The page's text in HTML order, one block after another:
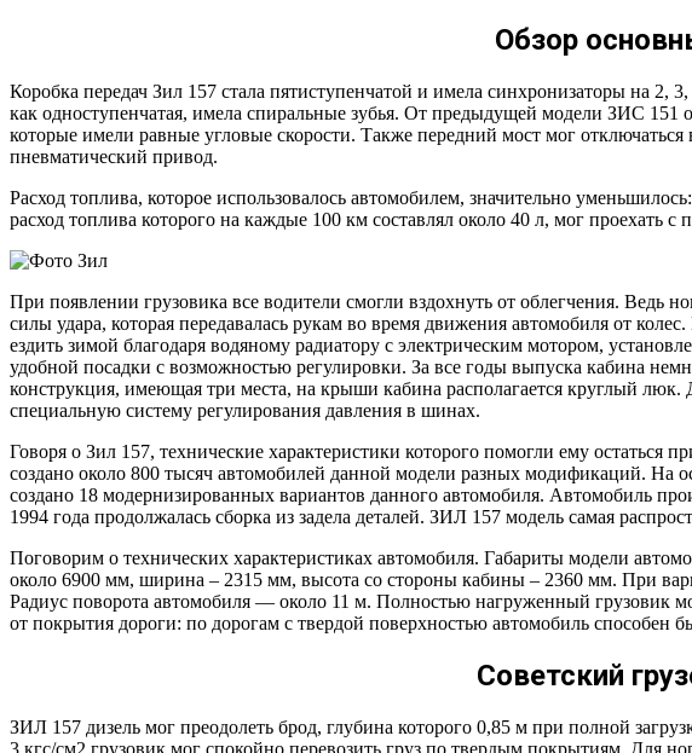
Обзор
Коробка передач Зил 157 стала пятиступенчатой и имела синхронизаторы на 2,
как одноступенчатая, имела спиральные зубья. От предыдущей модели ЗИС
которые имели равные угловые скорости. Также передний мост мог
пневматический привод.
Расход топлива, которое использовалось автомобилем, значительно
расход топлива которого на каждые 100 км составлял около 40 л, мог проехать
При появлении грузовика все водители смогли вздохнуть от облегчения. Ведь
силы удара, которая передавалась рукам во время движения автомобиля от
ездить зимой благодаря водяному радиатору с электрическим мотором,
удобной посадки с возможностью регулировки. За все годы выпуска кабина
конструкция, имеющая три места, на крыши кабина располагается круглый
специальную систему регулирования давления в шинах.
Говоря о Зил 157, технические характеристики которого помогли ему остаться
создано около 800 тысяч автомобилей данной модели разных модификаций.
создано 18 модернизированных вариантов данного автомобиля. Автомобиль
1994 года продолжалась сборка из задела деталей. ЗИЛ 157 модель самая
Поговорим о технических характеристиках автомобиля. Габариты модели
около 6900 мм, ширина – 2315 мм, высота со стороны кабины – 2360 мм. При
Радиус поворота автомобиля — около 11 м. Полностью нагруженный грузовик
от покрытия дороги: по дорогам с твердой поверхностью автомобиль способен
Советский
ЗИЛ 157 дизель мог преодолеть брод, глубина которого 0,85 м при полной
3 кгс/см2 грузовик мог спокойно перевозить груз по твердым покрытиям. Для